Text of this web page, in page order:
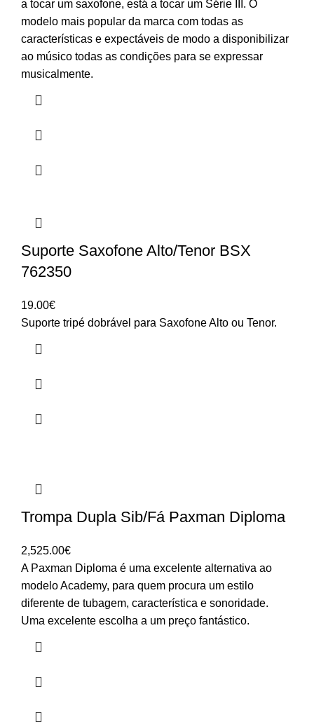
a tocar um saxofone, está a tocar um Série III. O
modelo mais popular da marca com todas as
características e expectáveis de modo a disponibilizar
ao músico todas as condições para se expressar
musicalmente.
Suporte Saxofone Alto/Tenor BSX
762350
19.00€
Suporte tripé dobrável para Saxofone Alto ou Tenor.
Trompa Dupla Sib/Fá Paxman Diploma
2,525.00€
A Paxman Diploma é uma excelente alternativa ao
modelo Academy, para quem procura um estilo
diferente de tubagem, característica e sonoridade.
Uma excelente escolha a um preço fantástico.